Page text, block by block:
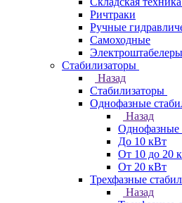
Ричтраки
Ручные
Самоходные
Электроштабелеры
Стабилизаторы
Назад
Стабилизаторы
Однофазные
Назад
Однофазные
До 10 кВт
От 10 до 20
От 20 кВт
Трехфазные
Назад